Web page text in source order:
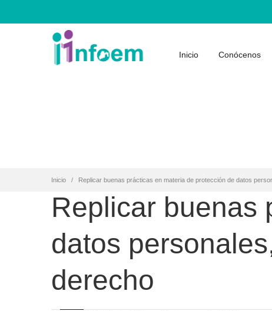
Inicio Conócenos
Inicio Replicar buenas prácticas en materia de protección de datos
Replicar buenas
datos
derecho